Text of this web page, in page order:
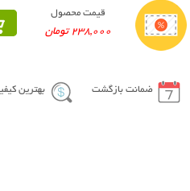
قیمت محصول
238,000 تومان
ضمانت بازگشت بهترین